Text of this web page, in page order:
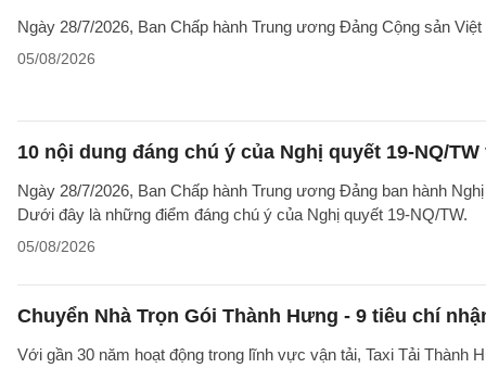
Ngày 28/7/2026, Ban Chấp hành Trung ương Đảng Cộng sản
05/08/2026
10 nội dung đáng chú ý của Nghị quyết 19-NQ/
Ngày 28/7/2026, Ban Chấp hành Trung ương Đảng ban hành
Dưới đây là những điểm đáng chú ý của Nghị quyết 19-NQ/TW.
05/08/2026
Chuyển Nhà Trọn Gói Thành Hưng - 9 tiêu chí
Với gần 30 năm hoạt động trong lĩnh vực vận tải, Taxi Tải Thành